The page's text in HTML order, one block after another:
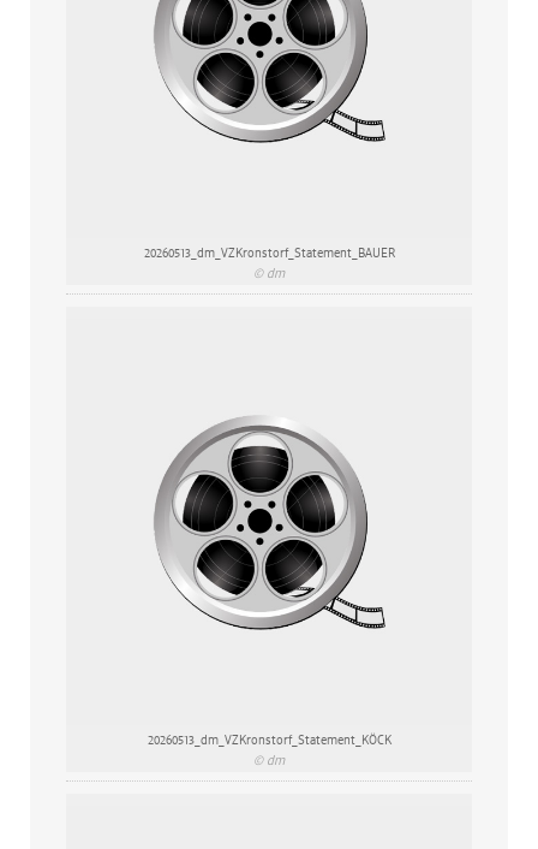
20260513_dm_VZKronstorf_Statement_BAUER
© dm
20260513_dm_VZKronstorf_Statement_KÖCK
© dm